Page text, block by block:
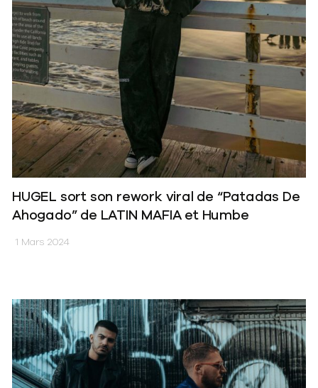
HUGEL sort son rework viral de “Patadas De
Ahogado” de LATIN MAFIA et Humbe
1 Mars 2024